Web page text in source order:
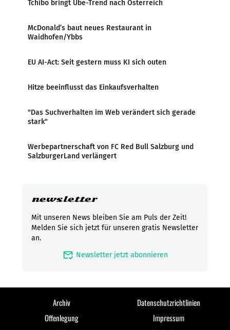
Tchibo bringt Ube-Trend nach Österreich
McDonald’s baut neues Restaurant in
Waidhofen/Ybbs
EU AI-Act: Seit gestern muss KI sich outen
Hitze beeinflusst das Einkaufsverhalten
"Das Suchverhalten im Web verändert sich gerade
stark"
Werbepartnerschaft von FC Red Bull Salzburg und
SalzburgerLand verlängert
newsletter
Mit unseren News bleiben Sie am Puls der Zeit!
Melden Sie sich jetzt für unseren gratis Newsletter
an.
mark_email_read Newsletter jetzt abonnieren
Archiv
Datenschutzrichtlinien
Offenlegung
Impressum